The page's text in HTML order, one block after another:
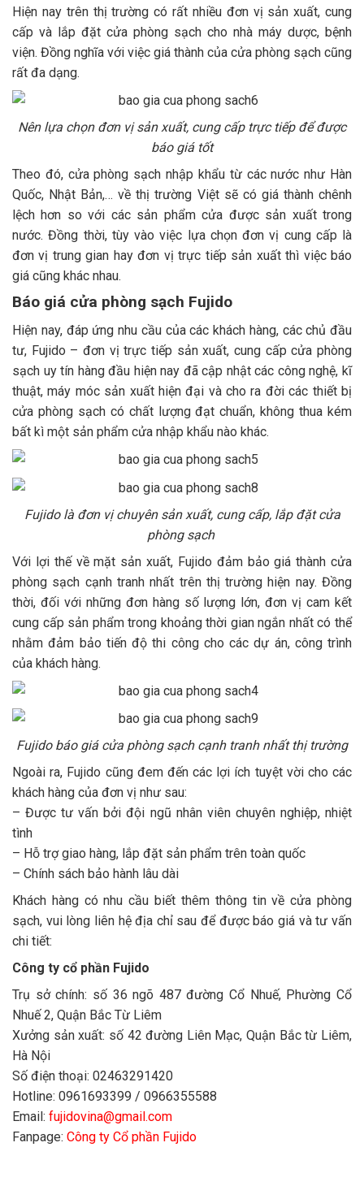
Hiện nay trên thị trường có rất nhiều đơn vị sản xuất, cung
cấp và lắp đặt cửa phòng sạch cho nhà máy dược, bệnh
viện. Đồng nghĩa với việc giá thành của cửa phòng sạch cũng
rất đa dạng.
Nên lựa chọn đơn vị sản xuất, cung cấp trực tiếp để được
báo giá tốt
Theo đó, cửa phòng sạch nhập khẩu từ các nước như Hàn
Quốc, Nhật Bản,… về thị trường Việt sẽ có giá thành chênh
lệch hơn so với các sản phẩm cửa được sản xuất trong
nước. Đồng thời, tùy vào việc lựa chọn đơn vị cung cấp là
đơn vị trung gian hay đơn vị trực tiếp sản xuất thì việc báo
giá cũng khác nhau.
Báo giá cửa phòng sạch Fujido
Hiện nay, đáp ứng nhu cầu của các khách hàng, các chủ đầu
tư, Fujido – đơn vị trực tiếp sản xuất, cung cấp cửa phòng
sạch uy tín hàng đầu hiện nay đã cập nhật các công nghệ, kĩ
thuật, máy móc sản xuất hiện đại và cho ra đời các thiết bị
cửa phòng sạch có chất lượng đạt chuẩn, không thua kém
bất kì một sản phẩm cửa nhập khẩu nào khác.
Fujido là đơn vị chuyên sản xuất, cung cấp, lắp đặt cửa
phòng sạch
Với lợi thế về mặt sản xuất, Fujido đảm bảo giá thành cửa
phòng sạch cạnh tranh nhất trên thị trường hiện nay. Đồng
thời, đối với những đơn hàng số lượng lớn, đơn vị cam kết
cung cấp sản phẩm trong khoảng thời gian ngắn nhất có thể
nhằm đảm bảo tiến độ thi công cho các dự án, công trình
của khách hàng.
Fujido báo giá cửa phòng sạch cạnh tranh nhất thị trường
Ngoài ra, Fujido cũng đem đến các lợi ích tuyệt vời cho các
khách hàng của đơn vị như sau:
– Được tư vấn bởi đội ngũ nhân viên chuyên nghiệp, nhiệt
tình
– Hỗ trợ giao hàng, lắp đặt sản phẩm trên toàn quốc
– Chính sách bảo hành lâu dài
Khách hàng có nhu cầu biết thêm thông tin về cửa phòng
sạch, vui lòng liên hệ địa chỉ sau để được báo giá và tư vấn
chi tiết:
Công ty cổ phần Fujido
Trụ sở chính: số 36 ngõ 487 đường Cổ Nhuế, Phường Cổ
Nhuế 2, Quận Bắc Từ Liêm
Xưởng sản xuất: số 42 đường Liên Mạc, Quận Bắc từ Liêm,
Hà Nội
Số điện thoại: 02463291420
Hotline: 0961693399 / 0966355588
Email: fujidovina@gmail.com
Fanpage: Công ty Cổ phần Fujido